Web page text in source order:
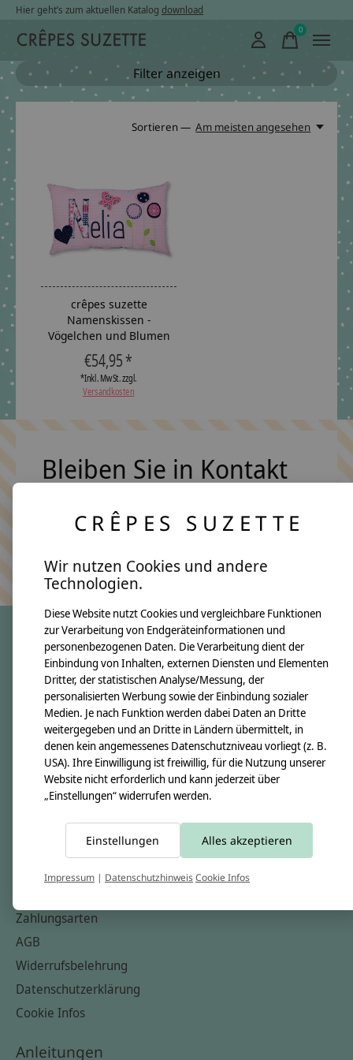
Hier geht’s zum aktuellen Katalog download
0items
Filter anzeigen
Sortieren — Am meisten angesehen
crêpes suzette
Namenskissen -
Vögelchen und Blumen
€54,95 *
*Inkl. MwSt. zzgl.
Versandkosten
Bleiben Sie in Kontakt
Keine Sorge, wir übertreiben es nicht
crêpes suzette
Über uns
Unsere Creppies
Nähkästchen
Unsere Stoffe
Impressum
Informationen
Kontakt
Zahlungsarten
AGB
Widerrufsbelehrung
Datenschutzerklärung
Cookie Infos
Anleitungen
CRÊPES SUZETTE
Wir nutzen Cookies und andere
Technologien.
Diese Website nutzt Cookies und vergleichbare Funktionen
zur Verarbeitung von Endgeräteinformationen und
personenbezogenen Daten. Die Verarbeitung dient der
Einbindung von Inhalten, externen Diensten und Elementen
Dritter, der statistischen Analyse/Messung, der
personalisierten Werbung sowie der Einbindung sozialer
Medien. Je nach Funktion werden dabei Daten an Dritte
weitergegeben und an Dritte in Ländern übermittelt, in
denen kein angemessenes Datenschutzniveau vorliegt (z. B.
USA). Ihre Einwilligung ist freiwillig, für die Nutzung unserer
Website nicht erforderlich und kann jederzeit über
„Einstellungen“ widerrufen werden.
Einstellungen Alles akzeptieren
Impressum | DatenschutzhinweisCookie Infos